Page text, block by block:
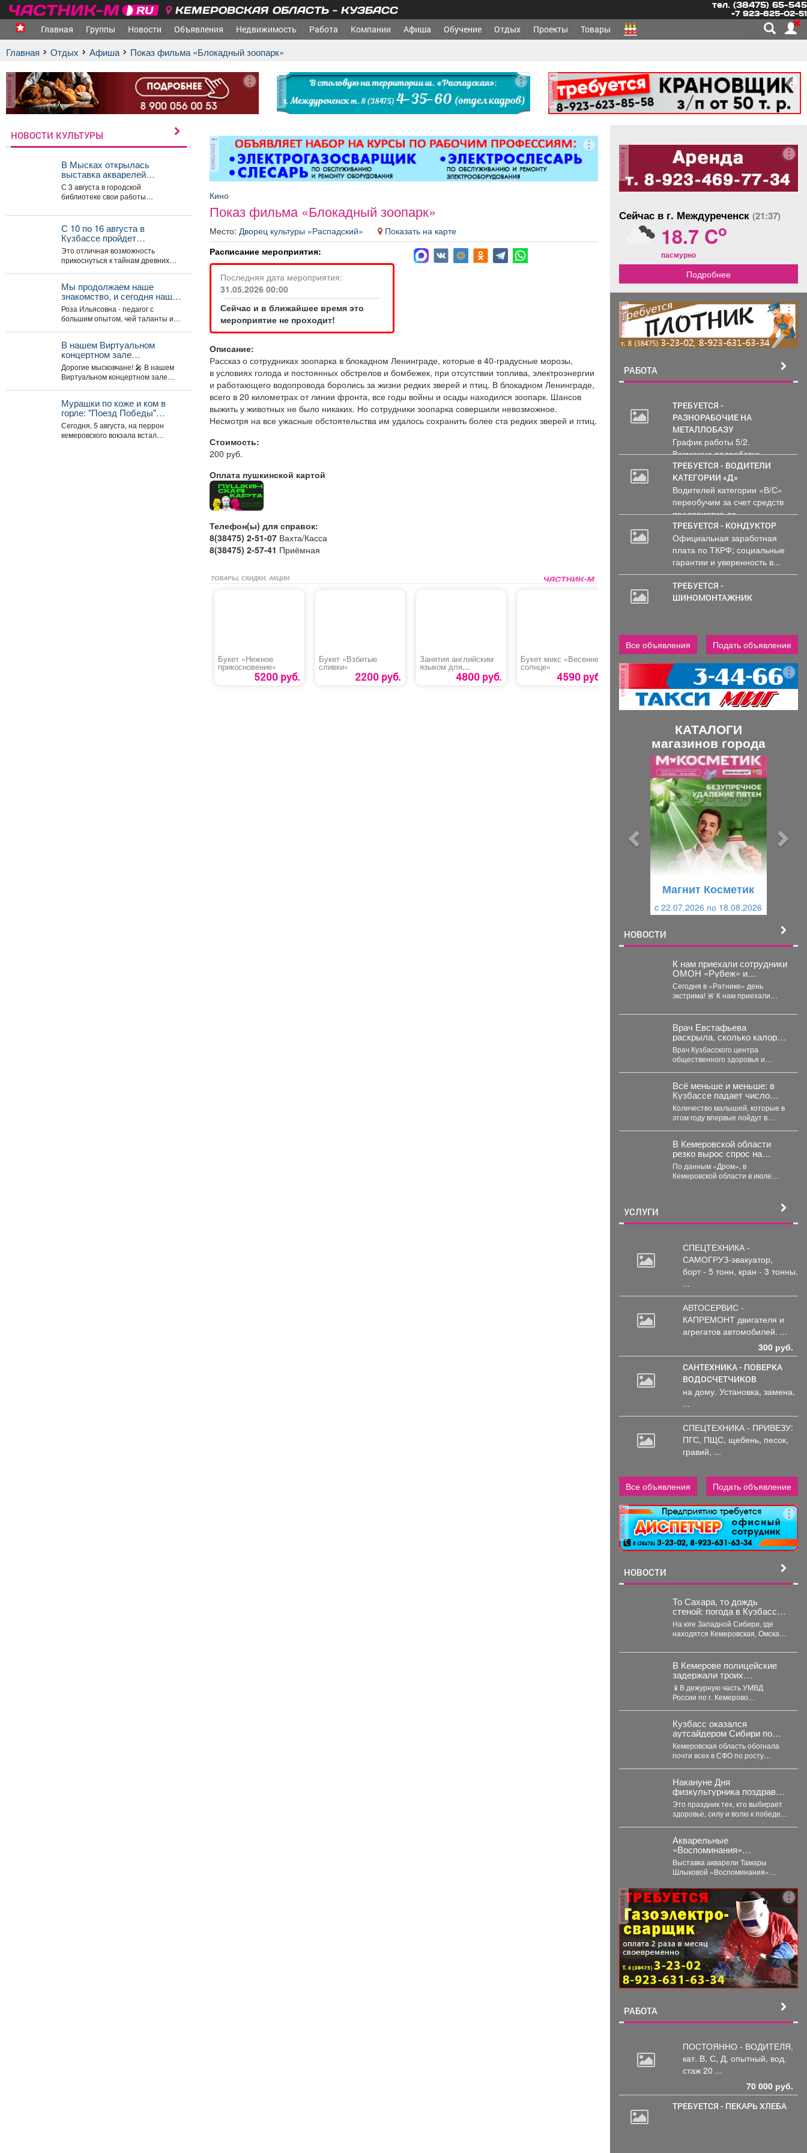
КЕМЕРОВСКАЯ ОБЛАСТЬ - КУЗБАСС тел. (38475) 65-545
+7 923-625-02-51
Главная Группы Новости Объявления Недвижимость Работа Компании Афиша Обучение Отдых Проекты Товары
Главная Отдых афиша Показ фильма «Блокадный зоопарк»
реклама реклама реклама
реклама
Кино
Показ фильма «Блокадный зоопарк»
Место: Дворец культуры «Распадский»
Показать на карте
Расписание мероприятия:
Последняя дата мероприятия:
31.05.2026 00:00
Сейчас и в ближайшее время это
мероприятие не проходит!
Описание:
Рассказ о сотрудниках зоопарка в блокадном Ленинграде, которые в 40-градусные морозы,
в условиях голода и постоянных обстрелов и бомбежек, при отсутствии топлива, электроэнергии
и работающего водопровода боролись за жизни редких зверей и птиц. В блокадном Ленинграде,
всего в 20 километрах от линии фронта, все годы войны и осады находился зоопарк. Шансов
выжить у животных не было никаких. Но сотрудники зоопарка совершили невозможное.
Несмотря на все ужасные обстоятельства им удалось сохранить более ста редких зверей и птиц.
Стоимость:
200 руб.
Оплата пушкинской картой
Телефон(ы) для справок:
8(38475) 2-51-07Вахта/Касса
8(38475) 2-57-41 Приёмная
ТОВАРЫ, СКИДКИ, АКЦИИ
Букет «Нежное
прикосновение»
5200 руб.
Букет «Взбитые
сливки»
2200 руб.
Занятия английским
языком для
обучающихся 2-11
4800 руб.
Букет микс «Весеннее
солнце»
4590 руб. 900 руб.
профессии
«Машинист насосных
установок»8000 руб.
НОВОСТИ КУЛЬТУРЫ
В Мысках открылась
выставка акварелей
«Воспоминания».
С 3 августа в городской
библиотеке свои работы
Шлыкова. В экспозиции...
С 10 по 16 августа в
Кузбассе пройдет
всекузбасская музейная
неделя археологии и
палеонтологии.
Это отличная возможность
прикоснуться к тайнам древних
наш край...
Мы продолжаем наше
знакомство, и сегодня наш
гость - руководитель Арт-
студии «Просто интересно»
- Некрасова Роза
Ильясовна.
Роза Ильясовна - педагог с
большим опытом, чей таланты и
В нашем Виртуальном
концертном зале
открывается программа
трансляция концерта-
караоке «Споём любимое и
родное»!
Дорогие мысковчане! 🎤 В нашем
Виртуальном концертном зале
«Споём любимое...
Мурашки по коже и ком в
горле: "Поезд Победы"
приехал в Кемерово
Сегодня, 5 августа, на перрон
кемеровского вокзала встал
реклама
Сейчас в г. Междуреченск (21:37)
18.7 Co
пасмурно
Подробнее
реклама
РАБОТА
ТРЕБУЕТСЯ -
РАЗНОРАБОЧИЕ НА
МЕТАЛЛОБАЗУ
График работы 5/2.
Возможна подработка..
ТРЕБУЕТСЯ - ВОДИТЕЛИ
КАТЕГОРИИ «Д»
Водителей категории «В/С»
переобучим за счет средств
предприятия до...
ТРЕБУЕТСЯ - КОНДУКТОР
Официальная заработная
плата по ТКРФ; социальные
гарантии и уверенность в...
ТРЕБУЕТСЯ -
ШИНОМОНТАЖНИК
Все объявления Подать объявление
реклама
КАТАЛОГИ
магазинов города
Магнит Косметик
c 22.07.2026 по 18.08.2026
НОВОСТИ
К нам приехали сотрудники
ОМОН «Рубеж» и
Росгвардии.
Сегодня в «Ратнике» день
экстрима! 🚨 К нам приехали
Росгвардии....
Врач Евстафьева
раскрыла, сколько калорий
нужно потреблять
кормящей маме
Врач Кузбасского центра
общественного здоровья и
количество калорий зависит...
Всё меньше и меньше: в
Кузбассе падает число
первоклассников
Количество малышей, которые в
этом году впервые пойдут в
В Кемеровской области
резко вырос спрос на
подержанные
электромобили
По данным «Дром», в
Кемеровской области в июле
УСЛУГИ
СПЕЦТЕХНИКА -
САМОГРУЗ-эвакуатор,
борт - 5 тонн, кран - 3 тонны.
...
АВТОСЕРВИС -
КАПРЕМОНТ двигателя и
агрегатов автомобилей. ...
300 руб.
САНТЕХНИКА - ПОВЕРКА
ВОДОСЧЕТЧИКОВ
на дому. Установка, замена,
...
СПЕЦТЕХНИКА - ПРИВЕЗУ:
ПГС, ПЩС, щебень, песок,
гравий, ...
Все объявления Подать объявление
реклама
НОВОСТИ
То Сахара, то дождь
стеной: погода в Кузбассе
станет хуже и аномальнее
– причина
На юге Западной Сибири, где
находятся Кемеровская, Омская,
Алтайский край и Республика...
В Кемерове полицейские
задержали троих
рецидивистов,
подозреваемых в
совершении серии краж
📱В дежурную часть УМВД
России по г. Кемерово
Кузбасс оказался
аутсайдером Сибири по
ипотечным долгам
Кемеровская область обогнала
почти всех в СФО по росту
Накануне Дня
физкультурника поздравил
любителей активного
образа жизни!
Это праздник тех, кто выбирает
здоровье, силу и волю к победе
Акварельные
«Воспоминания»
притягивают гостей со всей
области
Выставка акварели Тамары
Шлыковой «Воспоминания»
Центральной библиотеке Мысков
и сразу стала...
реклама
РАБОТА
ПОСТОЯННО - ВОДИТЕЛЯ,
кат. В, С, Д, опытный, вод.
стаж 20 ...
70 000 руб.
ТРЕБУЕТСЯ - ПЕКАРЬ ХЛЕБА